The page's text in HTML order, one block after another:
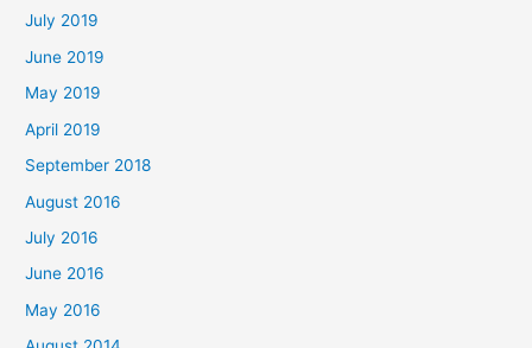
July 2019
June 2019
May 2019
April 2019
September 2018
August 2016
July 2016
June 2016
May 2016